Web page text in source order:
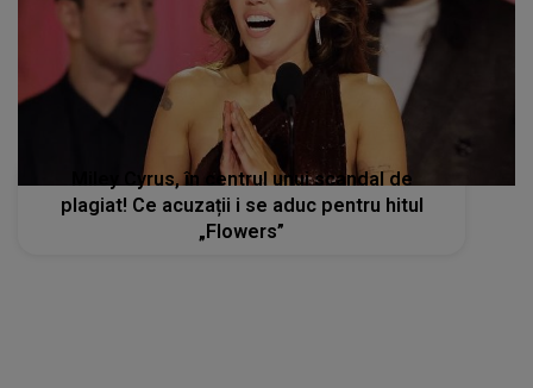
Miley Cyrus, în centrul unui scandal de
plagiat! Ce acuzații i se aduc pentru hitul
„Flowers”